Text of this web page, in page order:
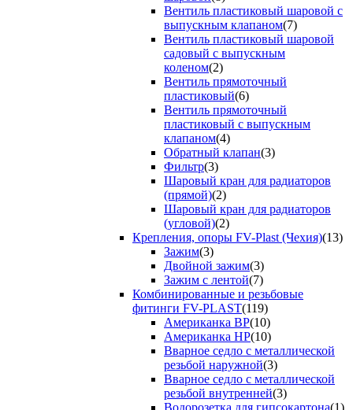
Вентиль пластиковый шаровой с
выпускным клапаном(7)
Вентиль пластиковый шаровой
садовый с выпускным
коленом(2)
Вентиль прямоточный
пластиковый(6)
Вентиль прямоточный
пластиковый с выпускным
клапаном(4)
Обратный клапан(3)
Фильтр(3)
Шаровый кран для радиаторов
(прямой)(2)
Шаровый кран для радиаторов
(угловой)(2)
Крепления, опоры FV-Plast (Чехия)(13)
Зажим(3)
Двойной зажим(3)
Зажим с лентой(7)
Комбинированные и резьбовые
фитинги FV-PLAST(119)
Американка ВР(10)
Американка НР(10)
Вварное седло с металлической
резьбой наружной(3)
Вварное седло с металлической
резьбой внутренней(3)